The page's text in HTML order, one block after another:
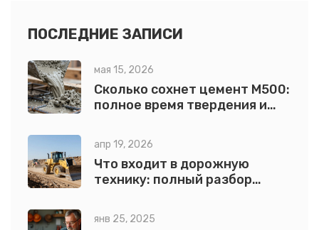
ПОСЛЕДНИЕ ЗАПИСИ
мая 15, 2026
Сколько сохнет цемент М500:
полное время твердения и
апр 19, 2026
Что входит в дорожную
технику: полный разбор
янв 25, 2025